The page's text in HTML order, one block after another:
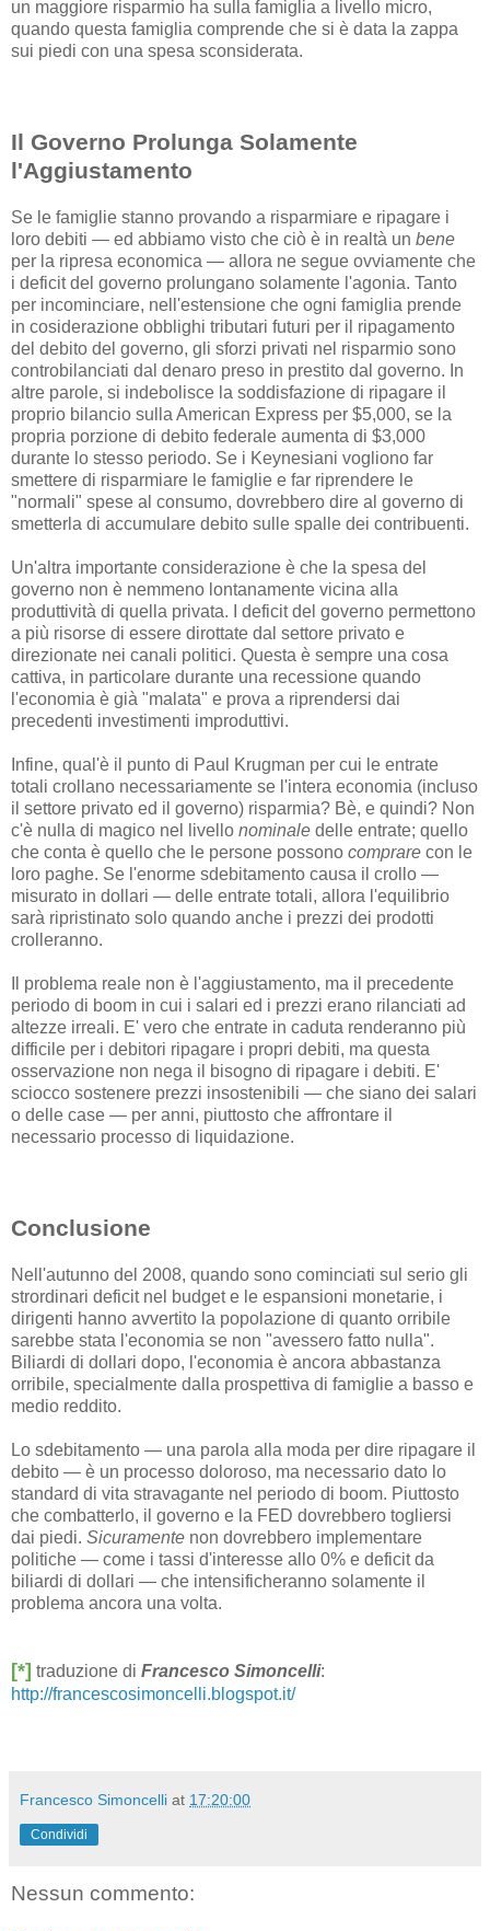
un maggiore risparmio ha sulla famiglia a livello micro,
quando questa famiglia comprende che si è data la zappa
sui piedi con una spesa sconsiderata.
Il Governo Prolunga Solamente
l'Aggiustamento
Se le famiglie stanno provando a risparmiare e ripagare i
loro debiti — ed abbiamo visto che ciò è in realtà un bene
per la ripresa economica — allora ne segue ovviamente che
i deficit del governo prolungano solamente l'agonia. Tanto
per incominciare, nell'estensione che ogni famiglia prende
in cosiderazione obblighi tributari futuri per il ripagamento
del debito del governo, gli sforzi privati nel risparmio sono
controbilanciati dal denaro preso in prestito dal governo. In
altre parole, si indebolisce la soddisfazione di ripagare il
proprio bilancio sulla American Express per $5,000, se la
propria porzione di debito federale aumenta di $3,000
durante lo stesso periodo. Se i Keynesiani vogliono far
smettere di risparmiare le famiglie e far riprendere le
"normali" spese al consumo, dovrebbero dire al governo di
smetterla di accumulare debito sulle spalle dei contribuenti.
Un'altra importante considerazione è che la spesa del
governo non è nemmeno lontanamente vicina alla
produttività di quella privata. I deficit del governo permettono
a più risorse di essere dirottate dal settore privato e
direzionate nei canali politici. Questa è sempre una cosa
cattiva, in particolare durante una recessione quando
l'economia è già "malata" e prova a riprendersi dai
precedenti investimenti improduttivi.
Infine, qual'è il punto di Paul Krugman per cui le entrate
totali crollano necessariamente se l'intera economia (incluso
il settore privato ed il governo) risparmia? Bè, e quindi? Non
c'è nulla di magico nel livello nominale delle entrate; quello
che conta è quello che le persone possono comprare con le
loro paghe. Se l'enorme sdebitamento causa il crollo —
misurato in dollari — delle entrate totali, allora l'equilibrio
sarà ripristinato solo quando anche i prezzi dei prodotti
crolleranno.
Il problema reale non è l'aggiustamento, ma il precedente
periodo di boom in cui i salari ed i prezzi erano rilanciati ad
altezze irreali. E' vero che entrate in caduta renderanno più
difficile per i debitori ripagare i propri debiti, ma questa
osservazione non nega il bisogno di ripagare i debiti. E'
sciocco sostenere prezzi insostenibili — che siano dei salari
o delle case — per anni, piuttosto che affrontare il
necessario processo di liquidazione.
Conclusione
Nell'autunno del 2008, quando sono cominciati sul serio gli
strordinari deficit nel budget e le espansioni monetarie, i
dirigenti hanno avvertito la popolazione di quanto orribile
sarebbe stata l'economia se non "avessero fatto nulla".
Biliardi di dollari dopo, l'economia è ancora abbastanza
orribile, specialmente dalla prospettiva di famiglie a basso e
medio reddito.
Lo sdebitamento — una parola alla moda per dire ripagare il
debito — è un processo doloroso, ma necessario dato lo
standard di vita stravagante nel periodo di boom. Piuttosto
che combatterlo, il governo e la FED dovrebbero togliersi
dai piedi. Sicuramente non dovrebbero implementare
politiche — come i tassi d'interesse allo 0% e deficit da
biliardi di dollari — che intensificheranno solamente il
problema ancora una volta.
[*] traduzione di Francesco Simoncelli:
http://francescosimoncelli.blogspot.it/
Francesco Simoncelli at 17:20:00
Condividi
Nessun commento: